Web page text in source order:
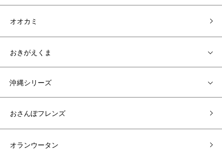
オオカミ
おきがえくま
沖縄シリーズ
おさんぽフレンズ
オランウータン